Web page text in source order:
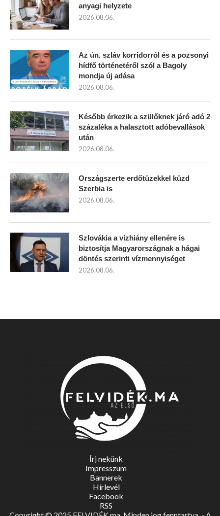
anyagi helyzete
2026.08.06.
Az ún. szláv korridorról és a pozsonyi
hídfő történetéről szól a Bagoly
mondja új adása
2026.08.06.
Később érkezik a szülőknek járó adó 2
százaléka a halasztott adóbevallások
után
2026.08.06.
Országszerte erdőtüzekkel küzd
Szerbia is
2026.08.06.
Szlovákia a vízhiány ellenére is
biztosítja Magyarországnak a hágai
döntés szerinti vízmennyiséget
2026.08.06.
Írj nekünk
Impresszum
Bannerek
Hírlevél
Facebook
RSS